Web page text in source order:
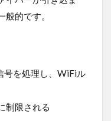
的です。
号を処理し、WiFiル
制限される